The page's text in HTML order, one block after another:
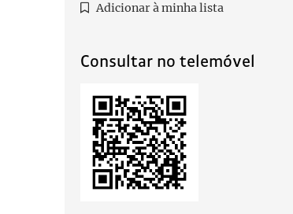
Adicionar à minha lista
Consultar no telemóvel